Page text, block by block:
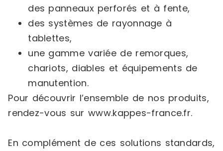
des panneaux perforés et à fente,
des systèmes de rayonnage à
tablettes,
une gamme variée de remorques,
chariots, diables et équipements de
manutention.
Pour découvrir l’ensemble de nos produits,
rendez-vous sur www.kappes-france.fr.
En complément de ces solutions standards,